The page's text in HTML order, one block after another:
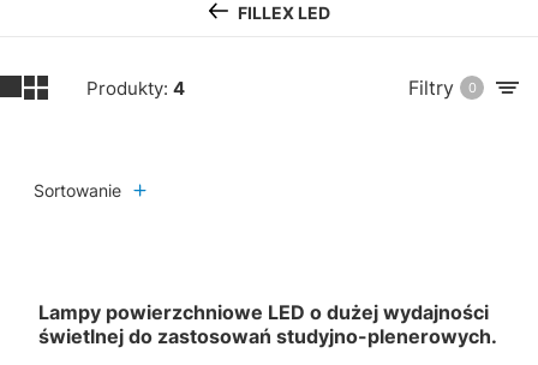
FILLEX LED
Produkty: 4 Filtry 0
Sortowanie
Lampy powierzchniowe LED o dużej wydajności
świetlnej do zastosowań studyjno-plenerowych.